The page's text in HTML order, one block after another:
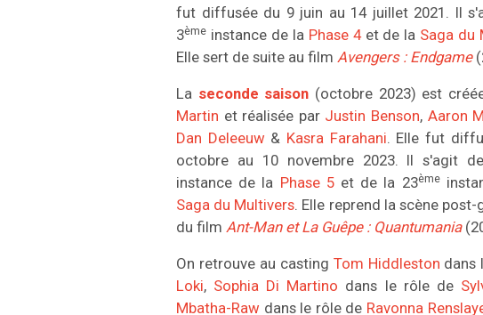
fut diffusée du 9 juin au 14 juillet 2021. Il
3ème instance de la Phase 4et de la Saga du
Elle sert de suite au film Avengers : Endgame
La seconde saison (octobre 2023) est
Martin et réalisée par Justin Benson, Aaron
Dan Deleeuw & Kasra Farahani . Elle fut
octobre au 10 novembre 2023. Il s'agit
instance de la Phase 5et de la 23ème
Saga du Multivers . Elle reprend la scène
du film Ant-Man et La Guêpe : Quantumania
On retrouve au casting Tom Hiddleston dans
Loki, Sophia Di Martino dans le rôle de
Mbatha-Raw dans le rôle de Ravonna